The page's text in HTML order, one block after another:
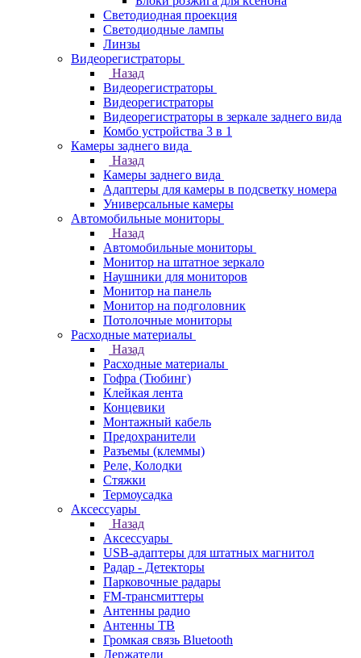
Светодиодная проекция
Светодиодные лампы
Линзы
Видеорегистраторы
Назад
Видеорегистраторы
Видеорегистраторы
Видеорегистраторы в зеркале заднего вида
Комбо устройства 3 в 1
Камеры заднего вида
Назад
Камеры заднего вида
Адаптеры для камеры в подсветку номера
Универсальные камеры
Автомобильные мониторы
Назад
Автомобильные мониторы
Монитор на штатное зеркало
Наушники для мониторов
Монитор на панель
Монитор на подголовник
Потолочные мониторы
Расходные материалы
Назад
Расходные материалы
Гофра (Тюбинг)
Клейкая лента
Концевики
Монтажный кабель
Предохранители
Разъемы (клеммы)
Реле, Колодки
Стяжки
Термоусадка
Аксессуары
Назад
Аксессуары
USB-адаптеры для штатных магнитол
Радар - Детекторы
Парковочные радары
FM-трансмиттеры
Антенны радио
Антенны ТВ
Громкая связь Bluetooth
Держатели